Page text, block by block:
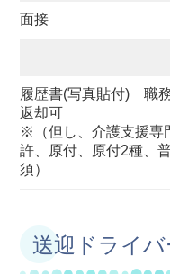
面接
履歴書(写真貼付) 職
返却可
※（但し、介護支援専
許、原付、原付2種、
須）
送迎ドライバ